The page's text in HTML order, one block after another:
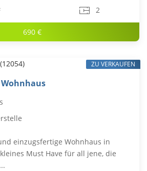
2
690 €
einzugsfertige Wohnhaus in
Must Have für all jene, die
ZU VERKAUFEN